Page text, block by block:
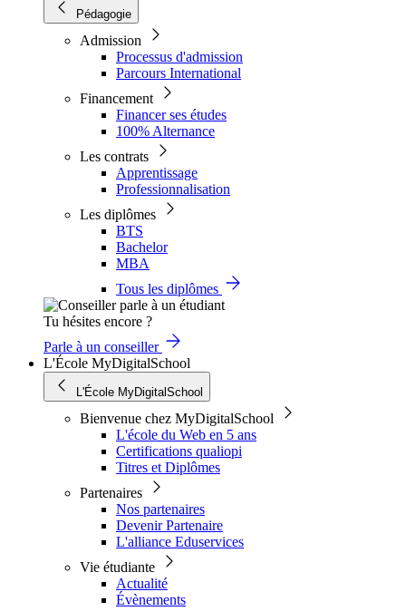
Pédagogie
Admission
Processus d'admission
Parcours International
Financement
Financer ses études
100% Alternance
Les contrats
Apprentissage
Professionnalisation
Les diplômes
BTS
Bachelor
MBA
Tous les diplômes
Tu hésites encore ?
Parle à un conseiller
L'École MyDigitalSchool
L'École MyDigitalSchool
Bienvenue chez MyDigitalSchool
L'école du Web en 5 ans
Certifications qualiopi
Titres et Diplômes
Partenaires
Nos partenaires
Devenir Partenaire
L'alliance Eduservices
Vie étudiante
Actualité
Évènements